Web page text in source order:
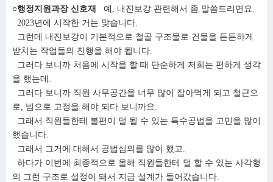
○행정지원과장 신호재
예, 내진보강 관련해서 좀 말씀드리면요.
2023년에 시작한 거는 맞습니다.
그런데 내진보강이 기본적으로 철골 구조물로 건물을 든든하게
받치는 작업들의 진행을 해야 됩니다.
그러다 보니까 처음에 시작을 할 때 단순하게 저희는 편하게 생각
을 했는데.
그러다 보니까 직원 사무공간을 너무 많이 잡아먹게 되고 철근으
로, 빔으로 고정을 해야 되다 보니까요.
그래서 직원들한테 불편이 덜 될 수 있는 특수공법을 고민을 많이
했습니다.
그래서 그거에 대해서 공법심의를 많이 했고.
하다가 이번에 최종적으로 올해 직원들한테 덜 할 수 있는 사각형
의 그런 구조로 설정이 돼서 지금 설계가 들어갔습니다.